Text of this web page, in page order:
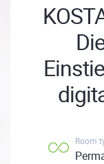
Room